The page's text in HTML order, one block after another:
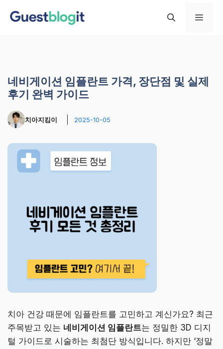
메
네비게이션 임플란트 가격, 장단점 및 실제
후기 완벽 가이드
치아지킴이 2025-10-05
치아 건강 때문에 임플란트를 고민하고 계신가요? 최근
주목받고 있는 네비게이션 임플란트는 정밀한 3D 디지
털 가이드로 시술하는 최첨단 방식입니다. 하지만 ‘정말